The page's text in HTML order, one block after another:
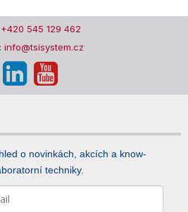
+420 545 129 462
info@tsisystem.cz
o novinkách, akcích a know-
techniky.